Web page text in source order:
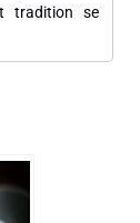
tradition se